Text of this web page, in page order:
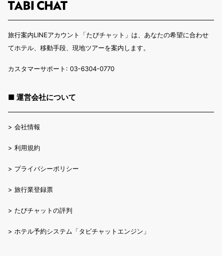
旅行案内LINEアカウント「たびチャット」は、あなたの希望に合わせ
てホテル、移動手段、現地ツアーを案内します。
カスタマーサポート: 03-6304-0770
■ 運営会社について
> 会社情報
> 利用規約
> プライバシーポリシー
> 旅行業登録票
> たびチャットの評判
> ホテル予約システム「タビチャットエンジン」